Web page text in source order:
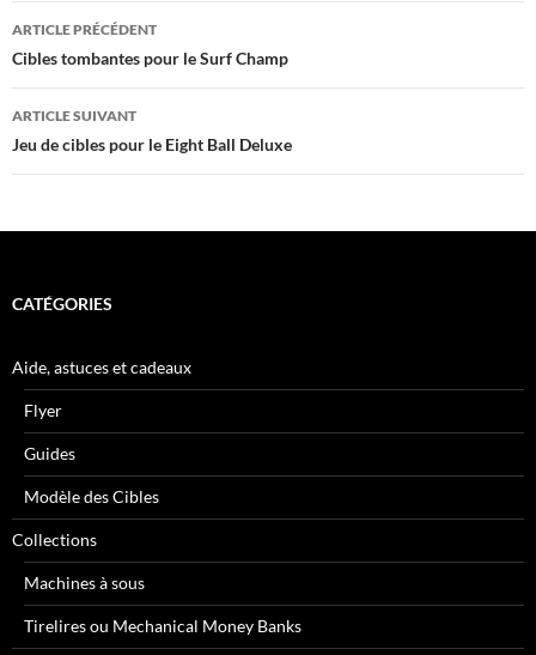
Navigation
des
articles
ARTICLE PRÉCÉDENT
Cibles tombantes pour le Surf Champ
ARTICLE SUIVANT
Jeu de cibles pour le Eight Ball Deluxe
CATÉGORIES
Aide, astuces et cadeaux
Flyer
Guides
Modèle des Cibles
Collections
Machines à sous
Tirelires ou Mechanical Money Banks